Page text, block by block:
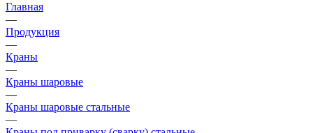
Главная
—
Продукция
—
Краны
—
Краны шаровые
—
Краны шаровые стальные
—